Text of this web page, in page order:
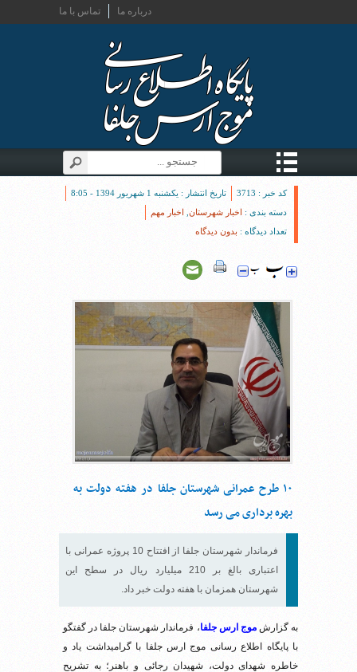
تماس با ما درباره ما
کد خبر : 3713
تاریخ انتشار : یکشنبه 1 شهریور 1394 - 8:05
دسته بندی : اخبار شهرستان اخبار مهم
تعداد دیدگاه : بدون دیدگاه
۱۰ طرح عمرانی شهرستان جلفا در هفته دولت به
بهره برداری می رسد
فرماندار شهرستان جلفا از افتتاح 10 پروژه عمرانی با
اعتباری بالغ بر 210 میلیارد ریال در سطح این
شهرستان همزمان با هفته دولت خبر داد.
به گزارشموج ارس جلفا، فرماندار شهرستان جلفا در گفتگو
با پایگاه اطلاع رسانی موج ارس جلفا با گرامیداشت یاد و
خاطره شهدای دولت، شهیدان رجائی و باهنر؛ به تشریح